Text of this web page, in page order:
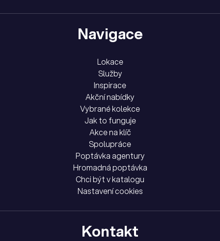
Navigace
Lokace
Služby
Inspirace
Akční nabídky
Vybrané kolekce
Jak to funguje
Akce na klíč
Spolupráce
Poptávka agentury
Hromadná poptávka
Chci být v katalogu
Nastavení cookies
Kontakt